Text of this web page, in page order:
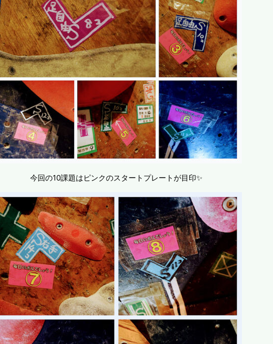
今回の10課題はピンクのスタートプレートが目印✨